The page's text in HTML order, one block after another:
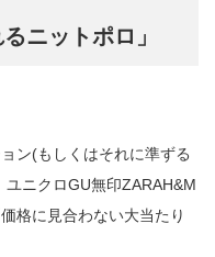
ニットポロ」
ン(もしくはそれに準ずる
ニクロGU無印ZARAH&M
格に見合わない大当たり